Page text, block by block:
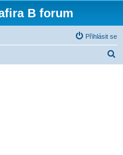
B forum
Přihlásit se